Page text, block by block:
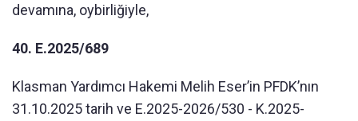
devamına, oybirliğiyle,
40. E.2025/689
Klasman Yardımcı Hakemi Melih Eser’in PFDK’nın
31.10.2025 tarih ve E.2025-2026/530 - K.2025-